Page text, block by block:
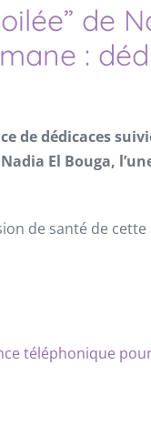
de
:
de dédicaces
El Bouga,
de santé de
téléphonique